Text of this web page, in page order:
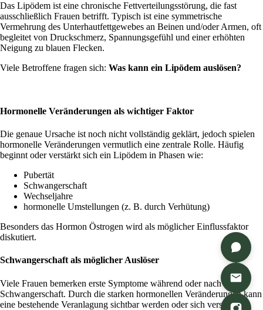
Das Lipödem ist eine chronische Fettverteilungsstörung, die fast
ausschließlich Frauen betrifft. Typisch ist eine symmetrische
Vermehrung des Unterhautfettgewebes an Beinen und/oder Armen, oft
begleitet von Druckschmerz, Spannungsgefühl und einer erhöhten
Neigung zu blauen Flecken.
Viele Betroffene fragen sich: Was kann ein Lipödem auslösen?
Hormonelle Veränderungen als wichtiger Faktor
Die genaue Ursache ist noch nicht vollständig geklärt, jedoch spielen
hormonelle Veränderungen vermutlich eine zentrale Rolle. Häufig
beginnt oder verstärkt sich ein Lipödem in Phasen wie:
Pubertät
Schwangerschaft
Wechseljahre
hormonelle Umstellungen (z. B. durch Verhütung)
Besonders das Hormon Östrogen wird als möglicher Einflussfaktor
diskutiert.
Schwangerschaft als möglicher Auslöser
Viele Frauen bemerken erste Symptome während oder nach einer
Schwangerschaft. Durch die starken hormonellen Veränderungen kann
eine bestehende Veranlagung sichtbar werden oder sich verstärken.